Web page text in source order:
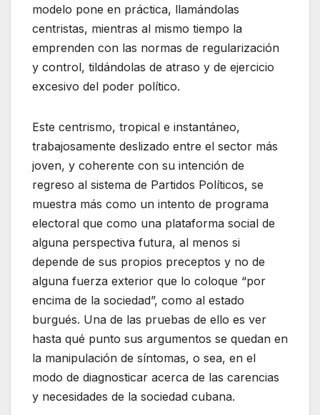
modelo pone en práctica, llamándolas
centristas, mientras al mismo tiempo la
emprenden con las normas de regularización
y control, tildándolas de atraso y de ejercicio
excesivo del poder político.
Este centrismo, tropical e instantáneo,
trabajosamente deslizado entre el sector más
joven, y coherente con su intención de
regreso al sistema de Partidos Políticos, se
muestra más como un intento de programa
electoral que como una plataforma social de
alguna perspectiva futura, al menos si
depende de sus propios preceptos y no de
alguna fuerza exterior que lo coloque “por
encima de la sociedad”, como al estado
burgués. Una de las pruebas de ello es ver
hasta qué punto sus argumentos se quedan en
la manipulación de síntomas, o sea, en el
modo de diagnosticar acerca de las carencias
y necesidades de la sociedad cubana.